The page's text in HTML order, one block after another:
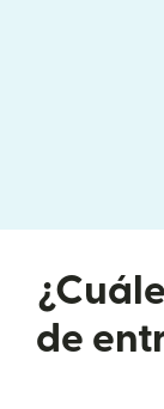
de